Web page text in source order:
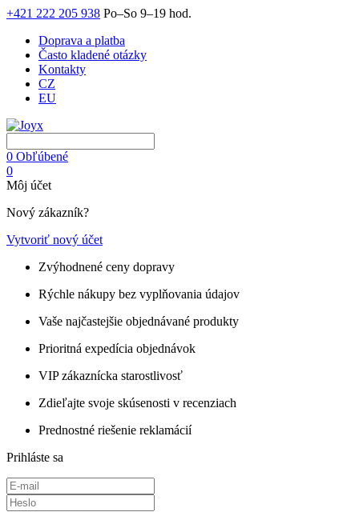
+421 222 205 938 Po–So 9–19 hod.
Doprava a platba
Často kladené otázky
Kontakty
CZ
EU
0 Obľúbené
0
Môj účet
Nový zákazník?
Vytvoriť nový účet
Zvýhodnené ceny dopravy
Rýchle nákupy bez vyplňovania údajov
Vaše najčastejšie objednávané produkty
Prioritná expedícia objednávok
VIP zákaznícka starostlivosť
Zdieľajte svoje skúsenosti v recenziach
Prednostné riešenie reklamácií
Prihláste sa